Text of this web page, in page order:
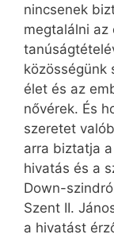
nincsenek
megtalálni
közösségünk
élet és az
nővérek. És
szeretet
arra biztatja
hivatás és a
Down-
Szent II.
a hivatást